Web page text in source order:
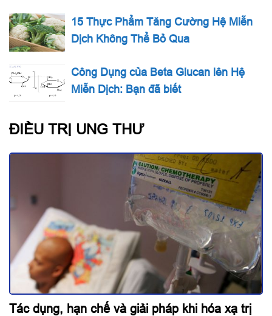
15 Thực Phẩm Tăng Cường Hệ Miễn
Dịch Không Thể Bỏ Qua
Công Dụng của Beta Glucan lên Hệ
Miễn Dịch: Bạn đã biết
ĐIỀU TRỊ UNG THƯ
Tác dụng, hạn chế và giải pháp khi hóa xạ trị